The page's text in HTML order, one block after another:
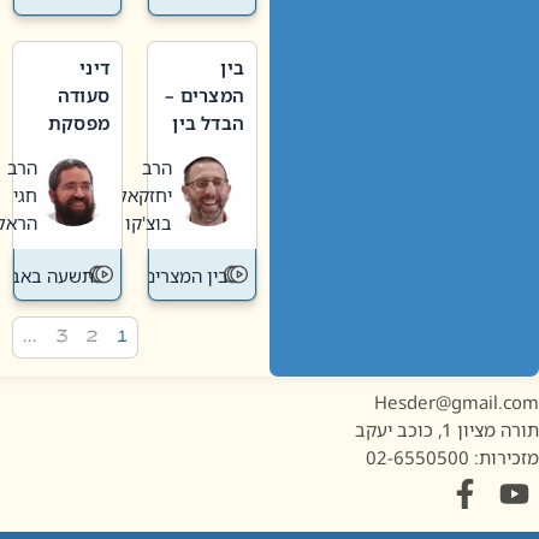
בין
המצרים –
הבדל בין
חדשה
לישנה
הרב
יחזקאל
בוצ'קו
בין המצרים
דיני
סעודה
מפסקת
תשעה
באב
הרב
חגי
הראל
תשעה באב
1, כוכב יעקב
02-6550500